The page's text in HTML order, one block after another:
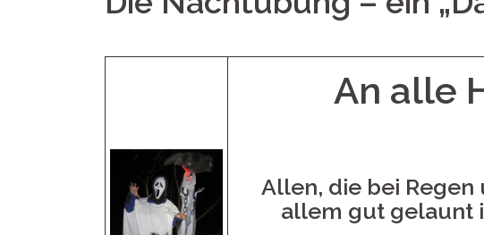
An alle
Allen, die bei
allem gut gelaunt